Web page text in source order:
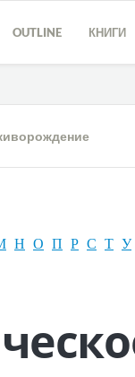
OUTLINE КНИГИ
Н О П Р С Т У